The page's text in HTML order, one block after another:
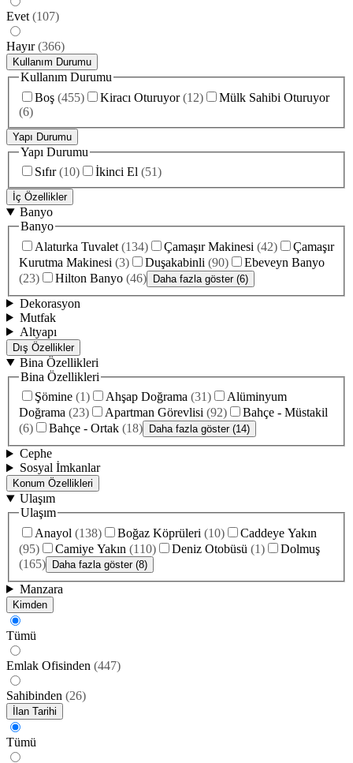
Evet (107)
Hayır (366)
Kullanım Durumu
Kullanım Durumu
Boş (455) Kiracı Oturuyor (12)
Mülk Sahibi Oturuyor
(6)
Yapı Durumu
Yapı Durumu
Sıfır (10) İkinci El (51)
İç Özellikler
Banyo
Banyo
Alaturka Tuvalet (134) Çamaşır Makinesi (42)
Çamaşır
Kurutma Makinesi (3) Duşakabinli (90)
Ebeveyn Banyo
(23) Hilton Banyo (46) Daha fazla göster (6)
Dekorasyon
Mutfak
Altyapı
Dış Özellikler
Bina Özellikleri
Bina Özellikleri
Şömine (1) Ahşap Doğrama (31)
Alüminyum
Doğrama (23) Apartman Görevlisi (92)
Bahçe - Müstakil
(6) Bahçe - Ortak (18) Daha fazla göster (14)
Cephe
Sosyal İmkanlar
Konum Özellikleri
Ulaşım
Ulaşım
Anayol (138) Boğaz Köprüleri (10)
Caddeye Yakın
(95) Camiye Yakın (110) Deniz Otobüsü (1)
Dolmuş
(165) Daha fazla göster (8)
Manzara
Kimden
Tümü
Emlak Ofisinden (447)
Sahibinden (26)
İlan Tarihi
Tümü